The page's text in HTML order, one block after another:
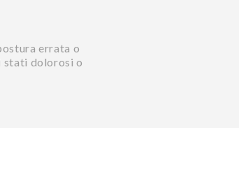
errata o
stati dolorosi o